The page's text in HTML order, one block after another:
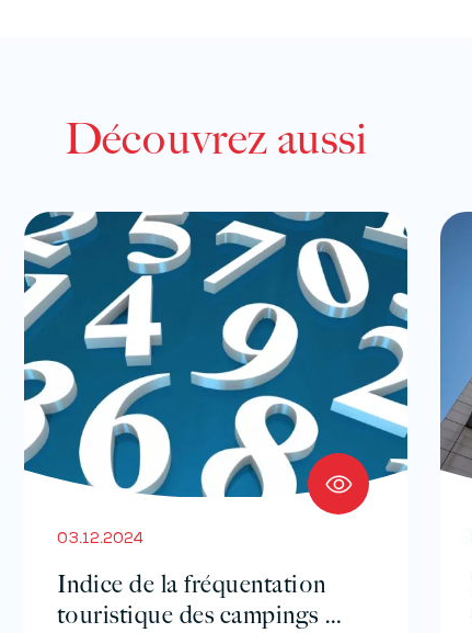
Découvrez aussi
03.12.2024
Indice de la fréquentation
touristique des campings –